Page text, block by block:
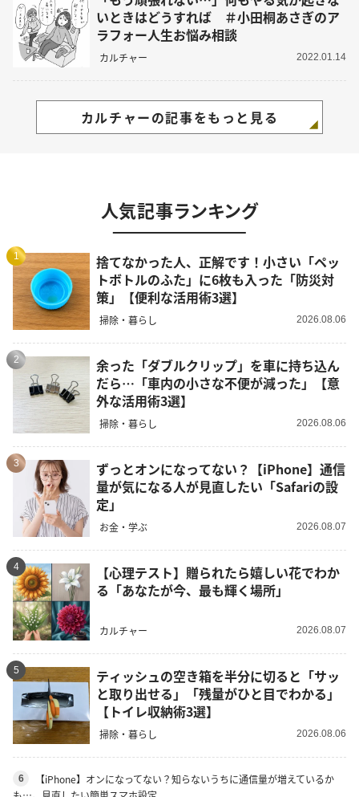
いときはどうすれば ＃小田桐あさぎのア
ラフォー人生お悩み相談
カルチャー 2022.01.14
カルチャーの記事をもっと見る
人気記事ランキング
1
捨てなかった人、正解です！小さい「ペッ
トボトルのふた」に6枚も入った「防災対
策」【便利な活用術3選】
掃除・暮らし 2026.08.06
2
余った「ダブルクリップ」を車に持ち込ん
だら…「車内の小さな不便が減った」【意
外な活用術3選】
掃除・暮らし 2026.08.06
3
ずっとオンになってない？【iPhone】通信
量が気になる人が見直したい「Safariの設
定」
お金・学ぶ 2026.08.07
4
【心理テスト】贈られたら嬉しい花でわか
る「あなたが今、最も輝く場所」
カルチャー 2026.08.07
5
ティッシュの空き箱を半分に切ると「サッ
と取り出せる」「残量がひと目でわかる」
【トイレ収納術3選】
掃除・暮らし 2026.08.06
6
【iPhone】オンになってない？知らないうちに通信量が増えているか